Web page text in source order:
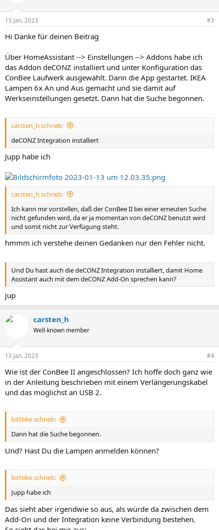
13 Jan. 2023 #3
Hi Danke für deinen Beitrag
Über HomeAssistant --> Einstellungen --> Addons habe ich
das Addon deCONZ installiert und unter Konfiguration das
ConBee Laufwerk ausgewählt. Dann die App gestartet. IKEA
Lampen 6x An und Aus gemacht und sie damit auf
Werkseinstellungen gesetzt. Dann hat die Suche begonnen.
carsten_h schrieb:
deCONZ Integration installiert
Jupp habe ich
carsten_h schrieb:
Ich kann mir vorstellen, daß der ConBee II bei einer erneuten Suche
nicht gefunden wird, da er ja momentan von deCONZ benutzt wird
und somit nicht zur Verfügung steht.
hmmm ich verstehe deinen Gedanken nur den Fehler nicht.
Und Du hast auch die deCONZ Integration installiert, damit Home
Assistant auch mit dem deCONZ Add-On sprechen kann?
jup
carsten_h
Well-known member
13 Jan. 2023 #4
Wie ist der ConBee II angeschlossen? Ich hoffe doch ganz wie
in der Anleitung beschrieben mit einem Verlängerungskabel
und das möglichst an USB 2.
bitNike schrieb:
Dann hat die Suche begonnen.
Und? Hast Du die Lampen anmelden können?
bitNike schrieb:
Jupp habe ich
Das sieht aber irgendwie so aus, als würde da zwischen dem
Add-On und der Integration keine Verbindung bestehen.